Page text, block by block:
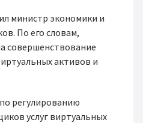
министр экономики и
По его словам,
совершенствование
активов и
регулированию
услуг виртуальных